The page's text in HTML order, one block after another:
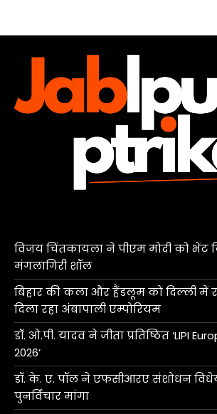
विजय चिंतकायला ने पीएम मोदी को भेंट
मंगलागिरी शॉल
बिहार की कला और हैंडलूम को दिल्ली में
दिला रहा अंबापाली एम्पोरियम
डॉ. ओ.पी. यादव ने जीता प्रतिष्ठित ‘LIPI
2026’
डॉ. के. ए. पॉल ने एफसीआरए संशोधन
पुनर्विचार मांगा